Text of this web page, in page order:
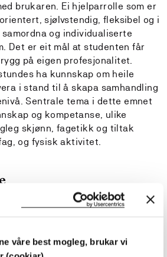
våre best mogleg, brukar vi
brukaren. Ei hjelparrolle som er
sjølvstendig, fleksibel og i
og individualiserte
Det er eit mål at studenten får
på eigen profesjonalitet.
ha kunnskap om heile
i stand til å skapa samhandling
Sentrale tema i dette emnet
og kompetanse, ulike
skjønn, fagetikk og tiltak
og fysisk aktivitet.